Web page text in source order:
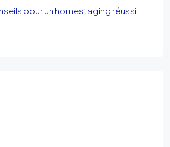
pour un homestaging réussi